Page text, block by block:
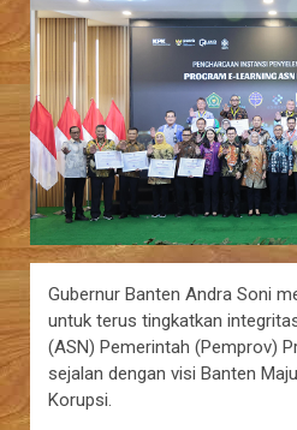
Gubernur Banten Andra Soni
untuk terus tingkatkan
(ASN) Pemerintah (Pemprov)
sejalan dengan visi Banten
Korupsi.